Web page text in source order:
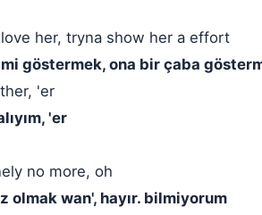
her, tryna show her a effort
göstermek, ona bir çaba
'er
'er
no more, oh
olmak wan', hayır. bilmiyorum